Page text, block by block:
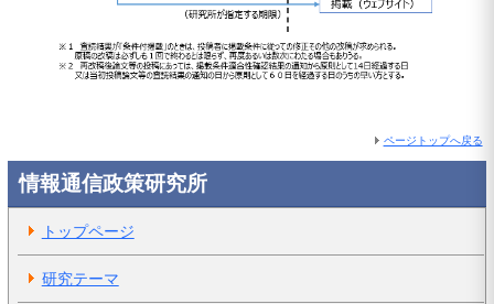
ページトップへ戻る
情報通信政策研究所
トップページ
研究テーマ